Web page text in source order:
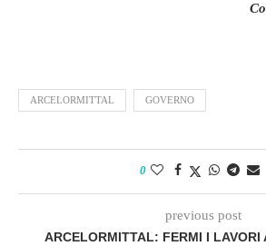
ARCELORMITTAL GOVERNO
0
previous post
ARCELORMITTAL: FERMI I LAVORI